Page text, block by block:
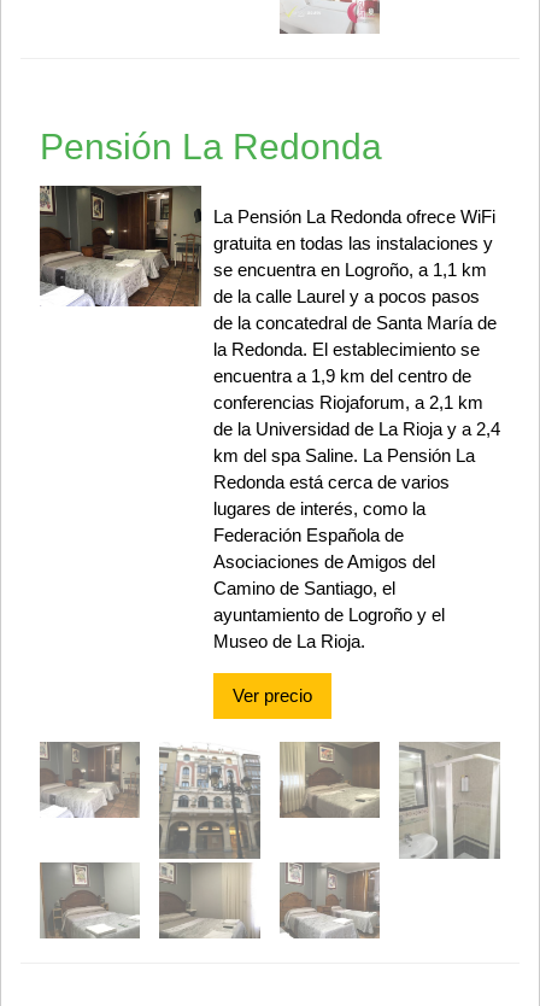
Pensión La Redonda
La Pensión La Redonda ofrece WiFi
gratuita en todas las instalaciones y
se encuentra en Logroño, a 1,1 km
de la calle Laurel y a pocos pasos
de la concatedral de Santa María de
la Redonda. El establecimiento se
encuentra a 1,9 km del centro de
conferencias Riojaforum, a 2,1 km
de la Universidad de La Rioja y a 2,4
km del spa Saline. La Pensión La
Redonda está cerca de varios
lugares de interés, como la
Federación Española de
Asociaciones de Amigos del
Camino de Santiago, el
ayuntamiento de Logroño y el
Museo de La Rioja.
Ver precio